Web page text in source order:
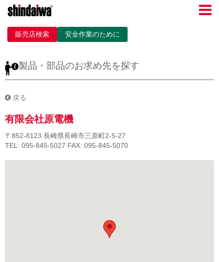
販売店検索 安全作業のために
製品・部品のお求め先を探す
戻る
有限会社原電機
〒852-8123 長崎県長崎市三原町2-5-27
TEL: 095-845-5027 FAX: 095-845-5070